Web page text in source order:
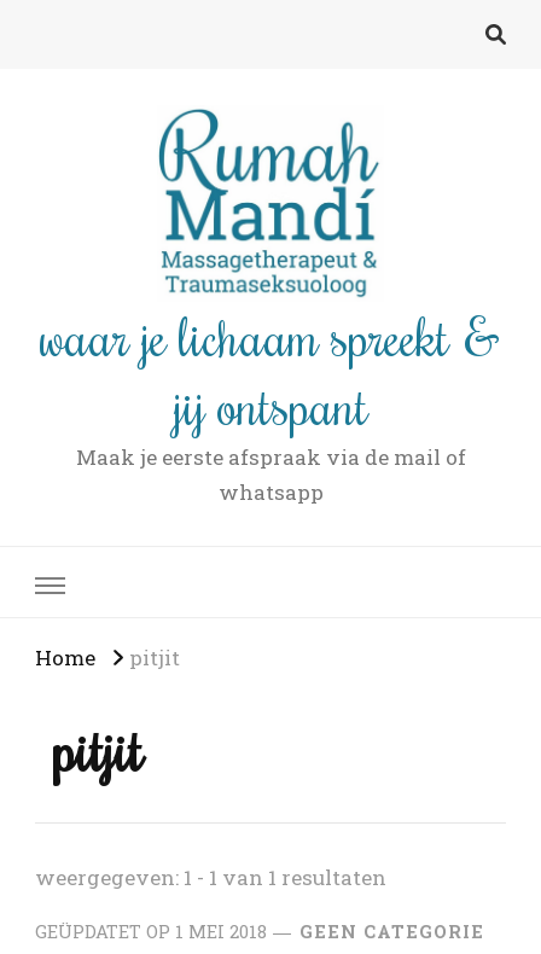
waar je lichaam spreekt &
jij ontspant
Maak je eerste afspraak via de mail of
whatsapp
Home pitjit
pitjit
weergegeven: 1 - 1 van 1 resultaten
GEÜPDATET OP 1 MEI 2018 GEEN CATEGORIE